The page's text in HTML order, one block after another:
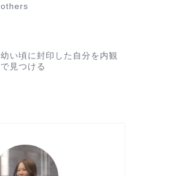
others
幼い頃に封印した自分を内観
で見つける